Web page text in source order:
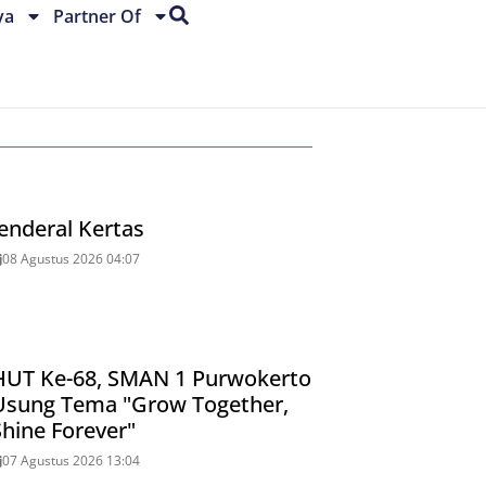
Partner Of
Kertas
08 Agustus 2026 04:07
Ke-68, SMAN 1 Purwokerto
Tema "Grow Together,
Forever"
07 Agustus 2026 13:04